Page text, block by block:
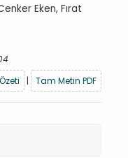
Eken, Fırat
| Tam Metin PDF